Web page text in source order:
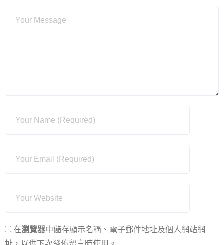
在瀏覽器中儲存顯示名稱、電子郵件地址及個人網站網